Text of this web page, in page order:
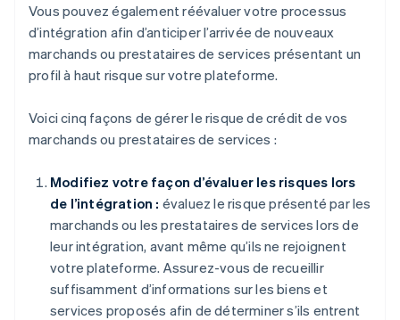
Vous pouvez également réévaluer votre processus
d’intégration afin d’anticiper l’arrivée de nouveaux
marchands ou prestataires de services présentant un
profil à haut risque sur votre plateforme.
Voici cinq façons de gérer le risque de crédit de vos
marchands ou prestataires de services :
Modifiez votre façon d’évaluer les risques lors
de l’intégration : évaluez le risque présenté par les
marchands ou les prestataires de services lors de
leur intégration, avant même qu’ils ne rejoignent
votre plateforme. Assurez-vous de recueillir
suffisamment d’informations sur les biens et
services proposés afin de déterminer s’ils entrent